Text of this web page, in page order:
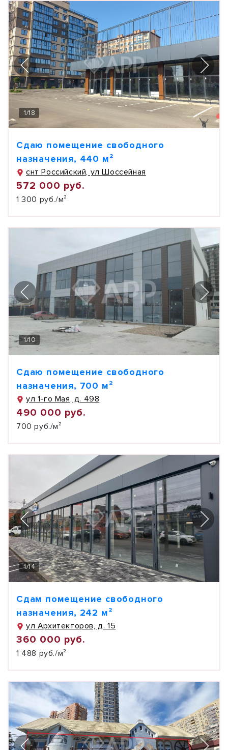
1/18
Сдаю помещение свободного
назначения, 440 м²
снт Российский, ул Шоссейная
572 000 руб.
1 300 руб./м²
1/10
Сдаю помещение свободного
назначения, 700 м²
ул 1-го Мая, д. 498
490 000 руб.
700 руб./м²
1/14
Сдам помещение свободного
назначения, 242 м²
ул Архитекторов, д. 15
360 000 руб.
1 488 руб./м²